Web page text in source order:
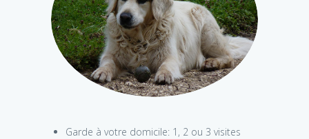
Garde à votre domicile: 1, 2 ou 3 visites